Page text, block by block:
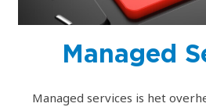
Managed
Managed services is het